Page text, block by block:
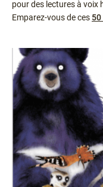
pour des lectures à voix
Emparez-vous de ces
Ressources